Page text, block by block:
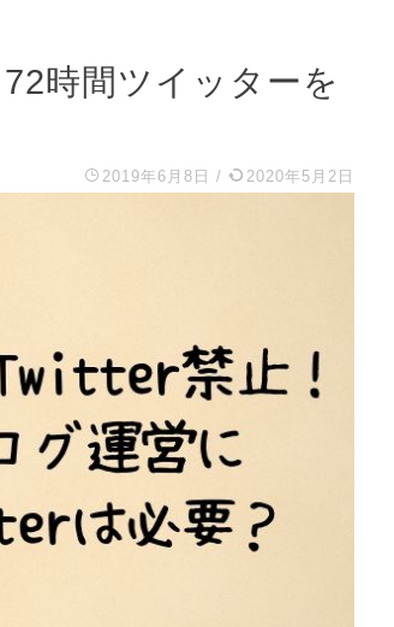
時間ツイッターを
2019年6月8日 / 2020年5月2日